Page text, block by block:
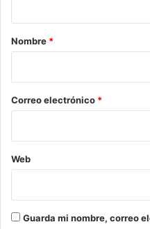
r
*
Nombre *
Correo electrónico *
Web
Guarda mi nombre, correo